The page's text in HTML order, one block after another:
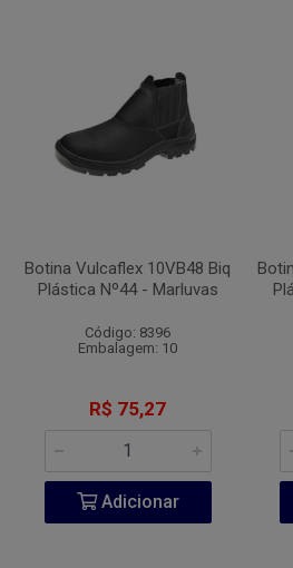
Botina Vulcaflex 10VB48 Biq
Plástica Nº44 - Marluvas
Código: 8396
Embalagem: 10
R$ 75,27
Adicionar